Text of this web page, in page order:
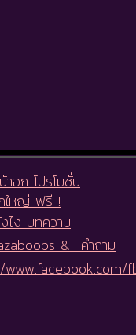
อก โปรโมชั่น
ใหญ่ ฟรี !
ไง บทความ
& คำถาม